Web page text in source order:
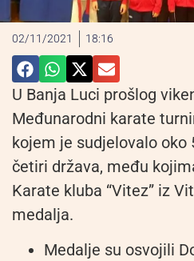
02/11/2021 18:16
U Banja Luci prošlog
Međunarodni karate
kojem je sudjelovalo
četiri država, među
Karate kluba “Vitez” iz
medalja.
Medalje su osvojili